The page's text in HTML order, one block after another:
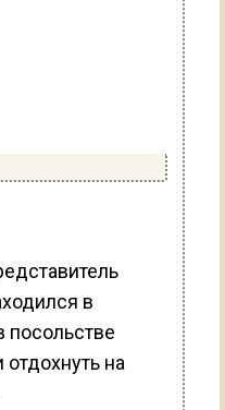
в
посольстве
на